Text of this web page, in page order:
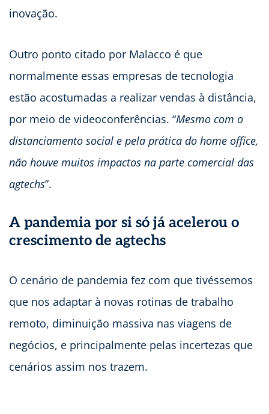
inovação.
Outro ponto citado por Malacco é que
normalmente essas empresas de tecnologia
estão acostumadas a realizar vendas à distância,
por meio de videoconferências. “Mesmo com o
distanciamento social e pela prática do home office,
não houve muitos impactos na parte comercial das
agtechs”.
A pandemia por si só já acelerou o
crescimento de agtechs
O cenário de pandemia fez com que tivéssemos
que nos adaptar à novas rotinas de trabalho
remoto, diminuição massiva nas viagens de
negócios, e principalmente pelas incertezas que
cenários assim nos trazem.